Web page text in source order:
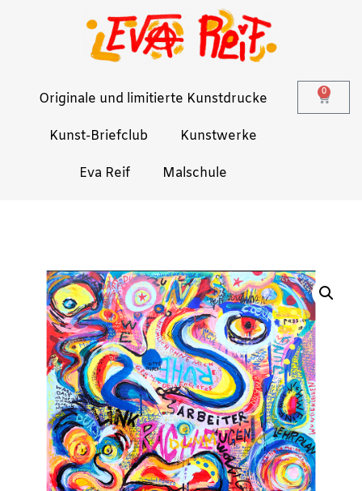
Originale und limitierte Kunstdrucke
Kunst-Briefclub Kunstwerke
Eva Reif Malschule
0